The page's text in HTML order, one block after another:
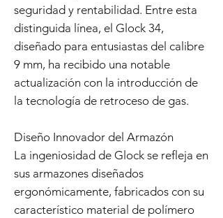
seguridad y rentabilidad. Entre esta
distinguida línea, el Glock 34,
diseñado para entusiastas del calibre
9 mm, ha recibido una notable
actualización con la introducción de
la tecnología de retroceso de gas.
Diseño Innovador del Armazón
La ingeniosidad de Glock se refleja en
sus armazones diseñados
ergonómicamente, fabricados con su
característico material de polímero